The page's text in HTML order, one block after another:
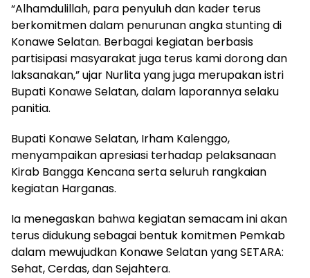
“Alhamdulillah, para penyuluh dan kader terus
berkomitmen dalam penurunan angka stunting di
Konawe Selatan. Berbagai kegiatan berbasis
partisipasi masyarakat juga terus kami dorong dan
laksanakan,” ujar Nurlita yang juga merupakan istri
Bupati Konawe Selatan, dalam laporannya selaku
panitia.
Bupati Konawe Selatan, Irham Kalenggo,
menyampaikan apresiasi terhadap pelaksanaan
Kirab Bangga Kencana serta seluruh rangkaian
kegiatan Harganas.
Ia menegaskan bahwa kegiatan semacam ini akan
terus didukung sebagai bentuk komitmen Pemkab
dalam mewujudkan Konawe Selatan yang SETARA:
Sehat, Cerdas, dan Sejahtera.